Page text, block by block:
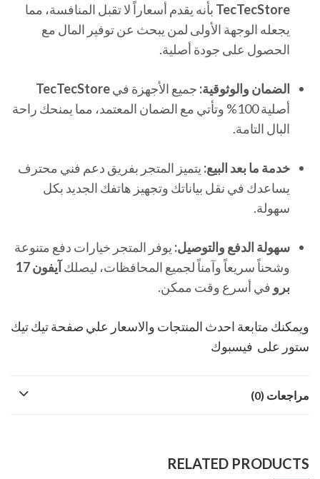
TecTecStore بأنه يقدم أسعاراً لا تقبل المنافسة، مما
يجعله الوجهة الأولى لمن يبحث عن توفير المال مع
الحصول على جودة أصلية.
الضمان والوثوقية: جميع الأجهزة فيTecTecStore
أصلية 100% وتأتي مع الضمان المعتمد، مما يمنحك راحة
البال التامة.
خدمة ما بعد البيع: يتميز المتجر بفريق دعم فني محترف
يساعدك في نقل بياناتك وتجهيز هاتفك الجديد بكل
سهولة.
سهولة الدفع والتوصيل: يوفر المتجر خيارات دفع متنوعة
وشحناً سريعاً وآمناً لجميع المحافظات، ليصلك
آيفون 17
برو في أسرع وقت ممكن.
ويمكنك متابعة احدث المنتجات والاسعار علي صفحة تيك تيك
ستور على فيسبوك
مراجعات (0)
RELATED PRODUCTS